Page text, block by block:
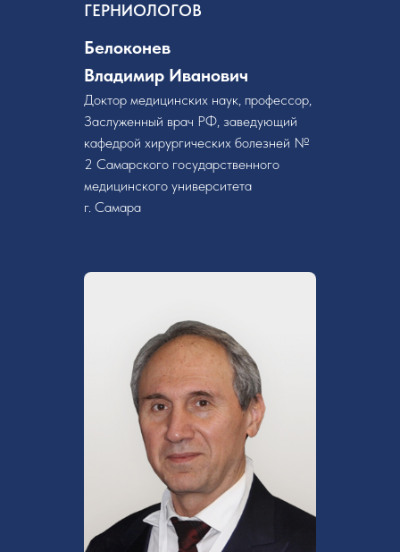
ГЕРНИОЛОГОВ
Белоконев
Владимир Иванович
Доктор медицинских наук, профессор,
Заслуженный врач РФ, заведующий
кафедрой хирургических болезней №
2 Самарского государственного
медицинского университета
г. Самара